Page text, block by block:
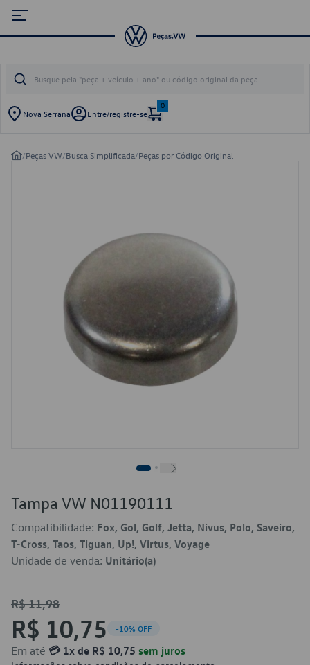
Nova Serrana Entre/registre-se
0
/Peças VW/Busca Simplificada/Peças por Código Original
Tampa VW N01190111
Compatibilidade: Fox, Gol, Golf, Jetta, Nivus, Polo, Saveiro,
T-Cross, Taos, Tiguan, Up!, Virtus, Voyage
Unidade de venda: Unitário(a)
R$ 11,98
R$ 10,75 -10% OFF
Em até 💳 1x de R$ 10,75 sem juros